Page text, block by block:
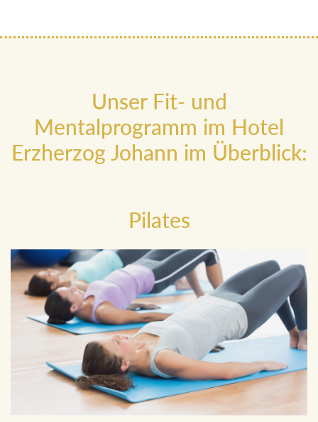
Unser Fit- und
Mentalprogramm im Hotel
Erzherzog Johann im Überblick:
Pilates